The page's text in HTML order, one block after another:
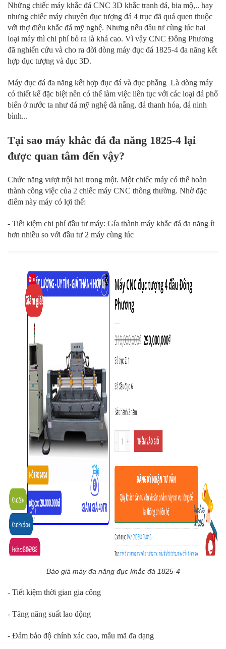
Những chiếc máy khắc đá CNC 3D khắc tranh đá, bia mộ,.. hay
nhưng chiếc máy chuyên đục tượng đá 4 trục đã quá quen thuộc
với thợ điêu khắc đá mỹ nghệ. Nhưng nếu đầu tư cùng lúc hai
loại máy thì chi phí bỏ ra là khá cao. Vì vậy CNC Đông Phương
đã nghiến cứu và cho ra đời dòng máy đục đá 1825-4 đa năng kết
hợp đục tượng và đục 3D.
Máy đục đá đa năng kết hợp đục đá và đục phẳng Là dòng máy
có thiết kế đặc biệt nên có thể làm việc liên tục với các loại đá phổ
biến ở nước ta như đá mỹ nghệ đà nẵng, đá thanh hóa, đá ninh
bình...
Tại sao máy khắc đá đa năng 1825-4 lại
được quan tâm đến vậy?
Chức năng vượt trội hai trong một. Một chiếc máy có thể hoàn
thành công việc của 2 chiếc máy CNC thông thường. Nhờ đặc
điểm này máy có lợi thế:
- Tiết kiệm chi phí đầu tư máy: Gía thành máy khắc đá đa năng ít
hơn nhiều so với đầu tư 2 máy cùng lúc
Báo giá máy đa năng đục khắc đá 1825-4
- Tiết kiệm thời gian gia công
- Tăng năng suất lao động
- Đảm bảo độ chính xác cao, mẫu mã đa dạng